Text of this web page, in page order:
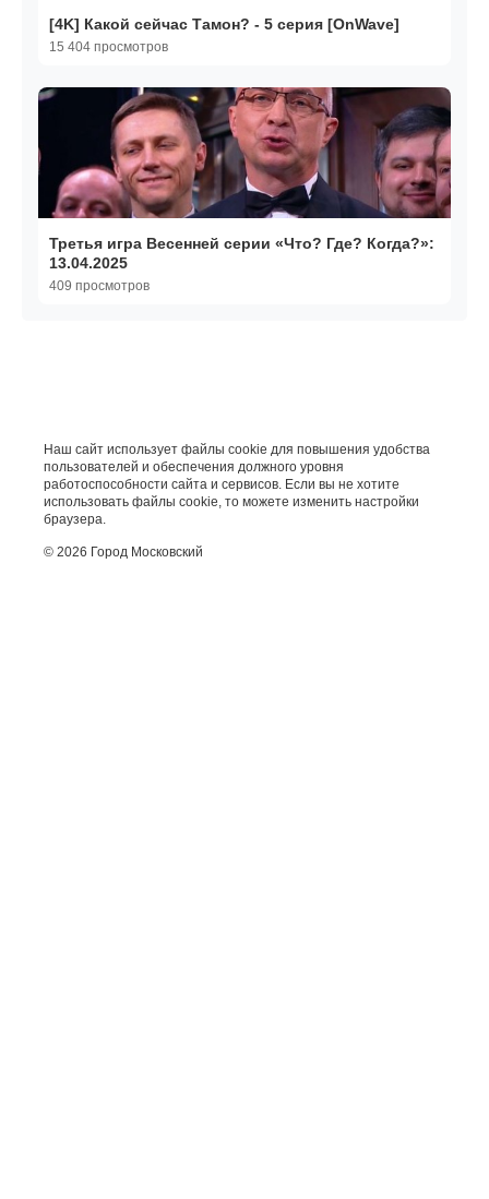
[4K] Какой сейчас Тамон? - 5 серия [OnWave]
15 404 просмотров
Третья игра Весенней серии «Что? Где? Когда?»:
13.04.2025
409 просмотров
Наш сайт использует файлы cookie для повышения удобства
пользователей и обеспечения должного уровня
работоспособности сайта и сервисов. Если вы не хотите
использовать файлы cookie, то можете изменить настройки
браузера.
© 2026 Город Московский